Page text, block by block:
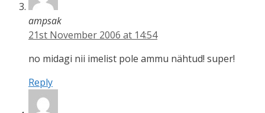
ampsak
21st November 2006 at 14:54
no midagi nii imelist pole ammu nähtud! super!
Reply